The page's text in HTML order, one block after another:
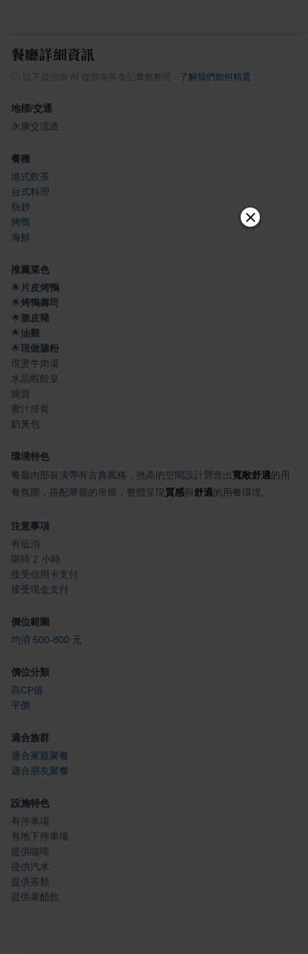
餐廳詳細資訊
以下資訊由 AI 從部落客食記彙整整理 了解我們如何精選
地標/交通
永康交流道
餐種
港式飲茶
台式料理
熱炒
烤鴨
海鮮
推薦菜色
🌟片皮烤鴨
🌟烤鴨壽司
🌟脆皮豬
🌟油雞
🌟現做腸粉
現燙牛肉湯
水晶蝦餃皇
燒賣
蜜汁排骨
奶黃包
環境特色
餐廳內部裝潢帶有古典風格，挑高的空間設計營造出寬敞舒適的用
餐氛圍，搭配華麗的吊燈，整體呈現質感與舒適的用餐環境。
注意事項
有低消
限時 2 小時
接受信用卡支付
接受現金支付
價位範圍
均消 500-800 元
價位分類
高CP值
平價
適合族群
適合家庭聚餐
適合朋友聚餐
設施特色
有停車場
有地下停車場
提供咖啡
提供汽水
提供茶類
提供果醋飲